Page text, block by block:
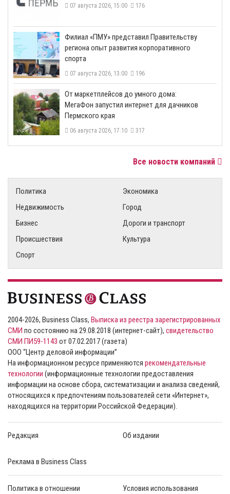
07 августа 2026, 15:00 176
​Филиал «ПМУ» представил Правительству
региона опыт развития корпоративного
спорта
07 августа 2026, 13:00 196
От маркетплейсов до умного дома:
МегаФон запустил интернет для дачников
Пермского края
06 августа 2026, 17:10 317
Все новости компаний
Политика
Экономика
Недвижимость
Город
Бизнес
Дороги и транспорт
Происшествия
Культура
Спорт
2004-2026, Business Class, Выписка из реестра зарегистрированных
СМИ по состоянию на 29.08.2018 (интернет-сайт), свидетельство
СМИ ПИ59-1143 от 07.02.2017 (газета)
ООО “Центр деловой информации”
На информационном ресурсе применяются рекомендательные
технологии (информационные технологии предоставления
информации на основе сбора, систематизации и анализа сведений,
относящихся к предпочтениям пользователей сети «Интернет»,
находящихся на территории Российской Федерации).
Редакция Об издании
Реклама в Business Class
Политика в отношении Условия использования